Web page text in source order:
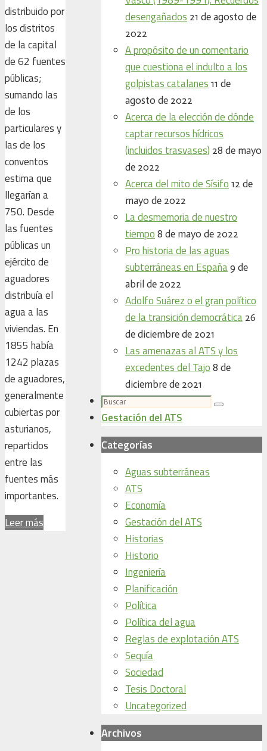
distribuido por
los distritos
de la capital
de 62 fuentes
públicas;
sumando las
de los
particulares y
las de los
conventos
estima que
llegarían a
750. Desde
las fuentes
públicas un
ejército de
aguadores
distribuía el
agua a las
viviendas. En
1855 había
1242 plazas
de aguadores,
generalmente
cubiertas por
asturianos,
repartidos
entre las
fuentes más
importantes.
Leer más
desengañados 21 de agosto de
2022
A propósito de un comentario
que cuestiona el indulto a los
golpistas catalanes 11 de
agosto de 2022
Acerca de la elección de dónde
captar recursos hídricos
(incluidos trasvases) 28 de mayo
de 2022
Acerca del mito de Sísifo 12 de
mayo de 2022
La desmemoria de nuestro
tiempo 8 de mayo de 2022
Pro historia de las aguas
subterráneas en España 9 de
abril de 2022
Adolfo Suárez o el gran político
de la transición democrática 26
de diciembre de 2021
Las amenazas al ATS y los
excedentes del Tajo 8 de
diciembre de 2021
Buscar:
Buscar
Gestación del ATS
Categorías
Aguas subterráneas
ATS
Economía
Gestación del ATS
Historias
Historio
Ingeniería
Planificación
Política
Política del agua
Reglas de explotación ATS
Sequía
Sociedad
Tesis Doctoral
Uncategorized
Archivos